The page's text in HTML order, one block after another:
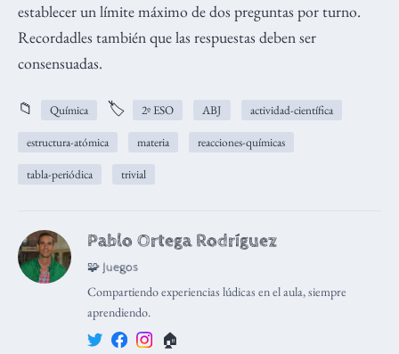
establecer un límite máximo de dos preguntas por turno.
Recordadles también que las respuestas deben ser
consensuadas.
📁 Química 🏷️ 2º ESO ABJ actividad-científica
estructura-atómica materia reacciones-químicas
tabla-periódica trivial
Pablo Ortega Rodríguez
🧩 Juegos
Compartiendo experiencias lúdicas en el aula, siempre
aprendiendo.
🏠